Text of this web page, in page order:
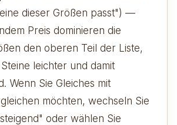
dieser Größen passt") —
Preis dominieren die
den oberen Teil der Liste,
leichter und damit
Wenn Sie Gleiches mit
möchten, wechseln Sie
oder wählen Sie